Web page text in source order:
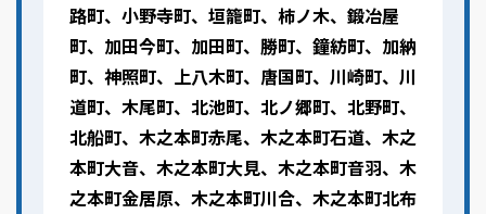
路町、小野寺町、垣籠町、柿ノ木、鍛冶屋
町、加田今町、加田町、勝町、鐘紡町、加納
町、神照町、上八木町、唐国町、川崎町、川
道町、木尾町、北池町、北ノ郷町、北野町、
北船町、木之本町赤尾、木之本町石道、木之
本町大音、木之本町大見、木之本町音羽、木
之本町金居原、木之本町川合、木之本町北布